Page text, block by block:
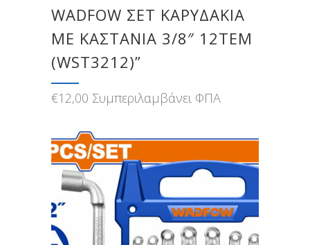
WADFOW ΣΕΤ ΚΑΡΥΔΑΚΙΑ
ΜΕ ΚΑΣΤΑΝΙΑ 3/8″ 12ΤΕΜ
(WST3212)”
€12,00 Συμπεριλαμβάνει ΦΠΑ